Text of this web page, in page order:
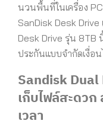
นวนพื้นที่ในเครื่อง
SanDisk Desk
Desk Drive รุ่น 8TB
ประกันแบบจำกัดเงื่อน
Sandisk Dual
เก็บไฟล์สะดว
เวลา